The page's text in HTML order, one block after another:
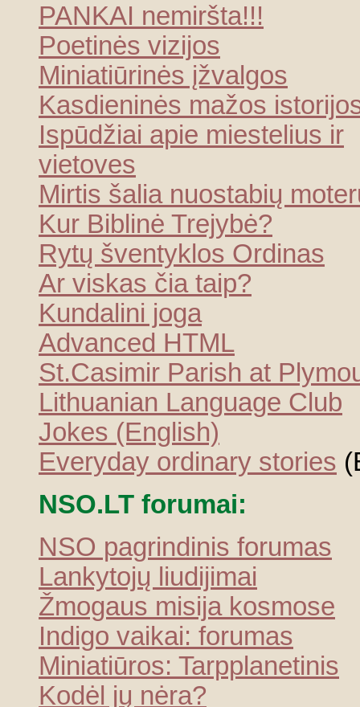
PANKAI nemiršta!!!
Poetinės vizijos
Miniatiūrinės įžvalgos
Kasdieninės mažos
Ispūdžiai apie miestelius ir
vietoves
Mirtis šalia nuostabių
Kur Biblinė Trejybė?
Rytų šventyklos Ordinas
Ar viskas čia taip?
Kundalini joga
Advanced HTML
St.Casimir Parish at
Lithuanian Language Club
Jokes (English)
Everyday ordinary stories
NSO.LT forumai:
NSO pagrindinis forumas
Lankytojų liudijimai
Žmogaus misija kosmose
Indigo vaikai: forumas
Miniatiūros: Tarpplanetinis
Kodėl jų nėra?